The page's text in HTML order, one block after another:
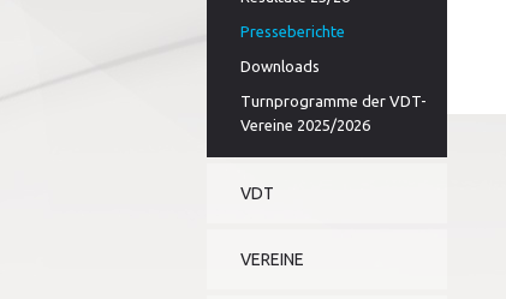
Presseberichte
Downloads
Turnprogramme der VDT-
Vereine 2025/2026
VDT
VEREINE